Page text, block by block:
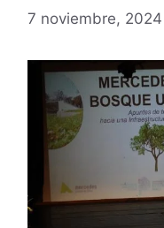
7 noviembre, 2024